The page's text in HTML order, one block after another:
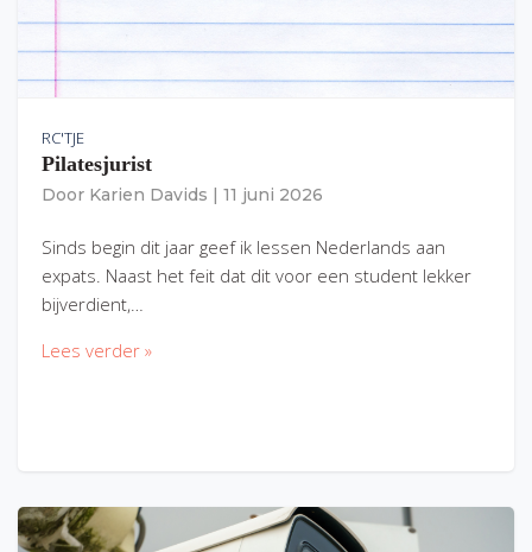
RC'TJE
Pilatesjurist
Door Karien Davids 11 juni 2026
Sinds begin dit jaar geef ik lessen Nederlands aan
expats. Naast het feit dat dit voor een student lekker
bijverdient,…
Lees verder »